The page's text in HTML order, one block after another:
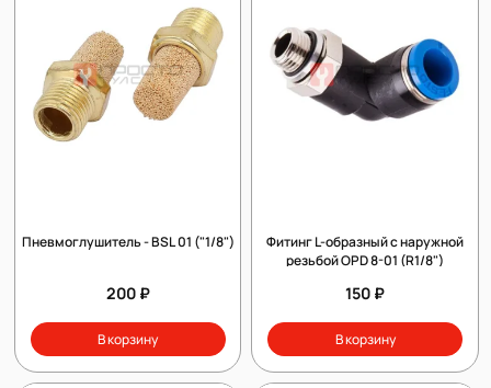
Пневмоглушитель - BSL 01 ("1/8")
200 ₽
В корзину
Фитинг L-образный с наружной
резьбой OPD 8-01 (R1/8")
150 ₽
В корзину